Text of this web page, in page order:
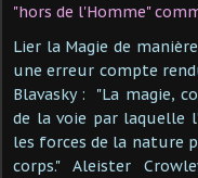
"hors de l'Homme"
Lier la Magie de
une erreur compte
Blavasky : "La magie,
de la voie par laquelle
les forces de la nature
corps." Aleister